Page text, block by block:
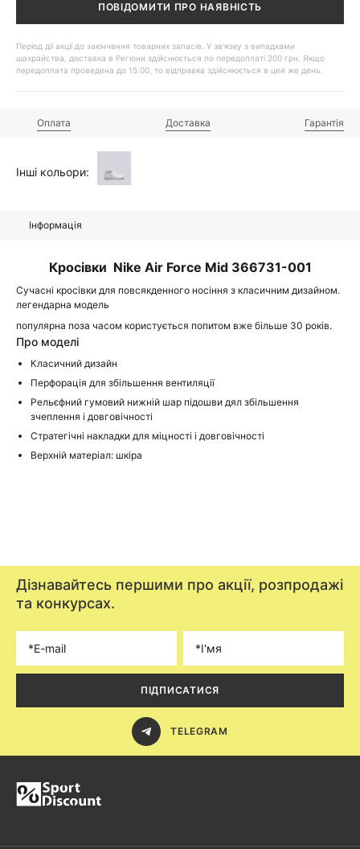
ПОВІДОМИТИ ПРО НАЯВНІСТЬ
Період дії акції до закінчення товарних запасів. У зв'язку з випадками
шахрайства, доставка в Регіони здійснюється по передоплаті 200 грн. Якщо
передоплата проведена до 15:00, то відправка здійснюється в цей же день.
Оплата Доставка Гарантія
Інші кольори:
Інформація
Кросівки Nike Air Force Mid 366731-001
Сучасні кросівки для повсякденного носіння з класичним дизайном.
легендарна модель
популярна поза часом користується попитом вже більше 30 років.
Про моделі
Класичний дизайн
Перфорація для збільшення вентиляції
Рельєфний гумовий нижній шар підошви дял збільшення
зчеплення і довговічності
Стратегічні накладки для міцності і довговічності
Верхній матеріал: шкіра
Дізнавайтесь першими про акції, розпродажі
та конкурсах.
ПІДПИСАТИСЯ
TELEGRAM